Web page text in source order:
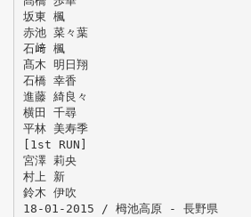
坂東 楓
赤池 菜々葉
石﨑 楓
髙木 明日翔
石橋 幸香
進藤 綺良々
横田 千尋
平林 美寿季
[1st RUN]
宮澤 莉央
村上 新
鈴木 伊吹
18-01-2015 / 栂池高原 - 長野県